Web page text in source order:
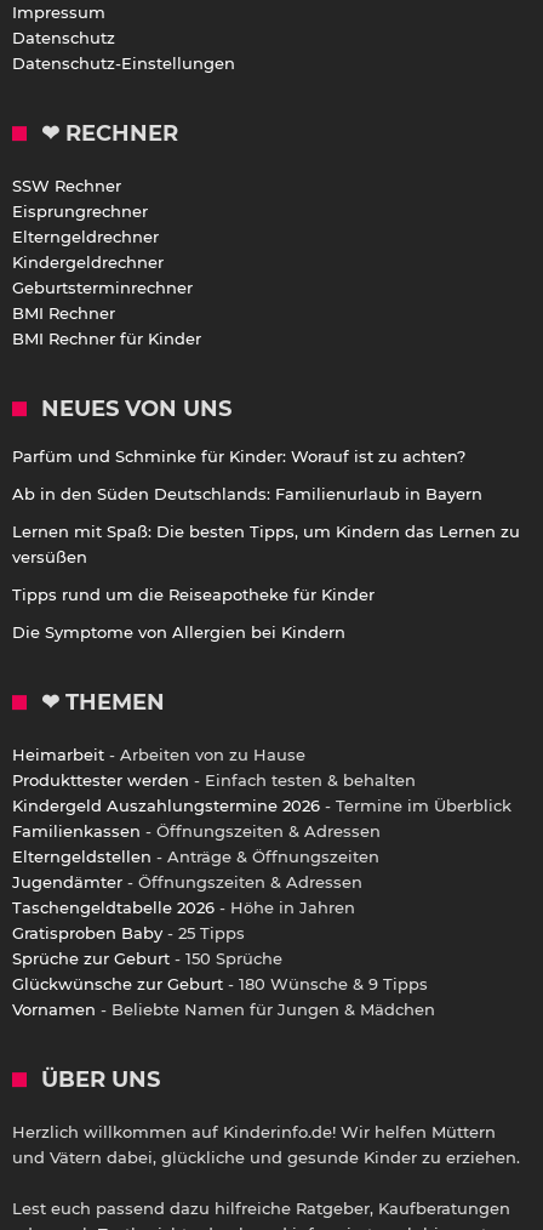
Impressum
Datenschutz
Datenschutz-Einstellungen
❤ RECHNER
SSW Rechner
Eisprungrechner
Elterngeldrechner
Kindergeldrechner
Geburtsterminrechner
BMI Rechner
BMI Rechner für Kinder
NEUES VON UNS
Parfüm und Schminke für Kinder: Worauf ist zu achten?
Ab in den Süden Deutschlands: Familienurlaub in Bayern
Lernen mit Spaß: Die besten Tipps, um Kindern das Lernen zu
versüßen
Tipps rund um die Reiseapotheke für Kinder
Die Symptome von Allergien bei Kindern
❤ THEMEN
Heimarbeit - Arbeiten von zu Hause
Produkttester werden - Einfach testen & behalten
Kindergeld Auszahlungstermine 2026 - Termine im Überblick
Familienkassen - Öffnungszeiten & Adressen
Elterngeldstellen - Anträge & Öffnungszeiten
Jugendämter - Öffnungszeiten & Adressen
Taschengeldtabelle 2026 - Höhe in Jahren
Gratisproben Baby - 25 Tipps
Sprüche zur Geburt - 150 Sprüche
Glückwünsche zur Geburt - 180 Wünsche & 9 Tipps
Vornamen - Beliebte Namen für Jungen & Mädchen
ÜBER UNS
Herzlich willkommen auf Kinderinfo.de! Wir helfen Müttern
und Vätern dabei, glückliche und gesunde Kinder zu erziehen.
Lest euch passend dazu hilfreiche Ratgeber, Kaufberatungen